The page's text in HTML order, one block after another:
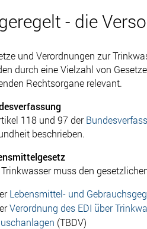
- die
und Verordnungen zur
durch eine Vielzahl von
Rechtsorgane relevant.
118 und 97 der
beschrieben.
muss den
Lebensmittel- und
Verordnung des EDI über
(TBDV)